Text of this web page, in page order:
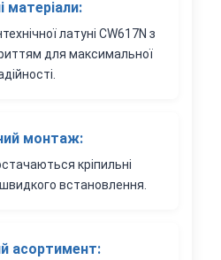
матеріали:
латуні CW617N з
для максимальної
монтаж:
кріпильні
встановлення.
асортимент: